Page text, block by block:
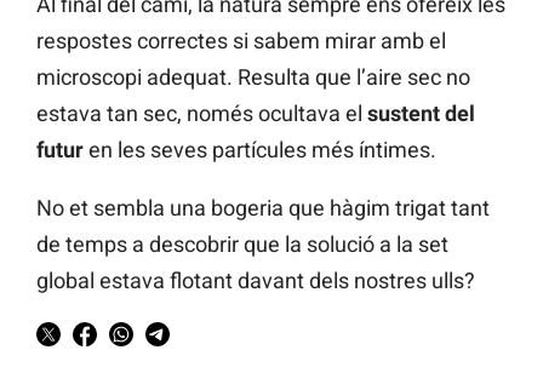
respostes correctes si sabem mirar amb el
microscopi adequat. Resulta que l’aire sec no
estava tan sec, només ocultava el sustent del
futuren les seves partícules més íntimes.
No et sembla una bogeria que hàgim trigat tant
de temps a descobrir que la solució a la set
global estava flotant davant dels nostres ulls?